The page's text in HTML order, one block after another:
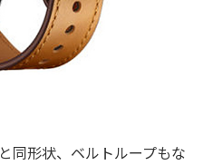
同形状、ベルトループもな